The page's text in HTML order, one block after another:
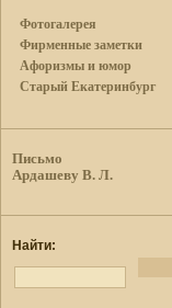
Фотогалерея
Фирменные заметки
Афоризмы и юмор
Старый Екатеринбург
Письмо
Ардашеву В. Л.
Найти: